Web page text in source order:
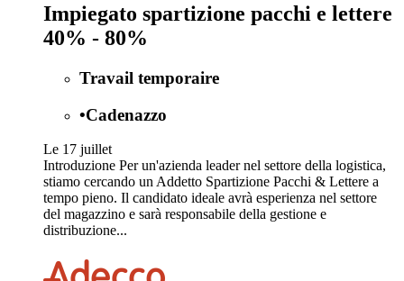
Impiegato spartizione pacchi e lettere
40% - 80%
Travail temporaire
•Cadenazzo
Le 17 juillet
Introduzione Per un'azienda leader nel settore della logistica,
stiamo cercando un Addetto Spartizione Pacchi & Lettere a
tempo pieno. Il candidato ideale avrà esperienza nel settore
del magazzino e sarà responsabile della gestione e
distribuzione...